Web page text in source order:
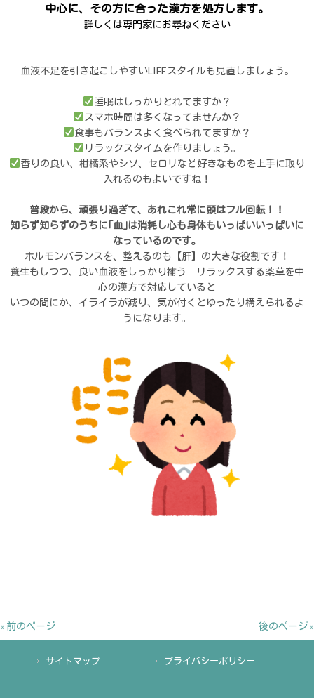
中心に、その方に合った漢方を処方します。
詳しくは専門家にお尋ねください
血液不足を引き起こしやすいLIFEスタイルも見直しましょう。
睡眠はしっかりとれてますか？
スマホ時間は多くなってませんか？
食事もバランスよく食べられてますか？
リラックスタイムを作りましょう。
香りの良い、柑橘系やシソ、セロリなど好きなものを上手に取り
入れるのもよいですね！
普段から、頑張り過ぎて、あれこれ常に頭はフル回転！！
知らず知らずのうちに｢血｣は消耗し心も身体もいっぱいいっぱいに
なっているのです。
ホルモンバランスを、整えるのも【肝】の大きな役割です！
養生もしつつ、良い血液をしっかり補う リラックスする薬草を中
心の漢方で対応していると
いつの間にか、イライラが減り、気が付くとゆったり構えられるよ
うになります。
« 前のページ 後のページ »
サイトマップ プライバシーポリシー